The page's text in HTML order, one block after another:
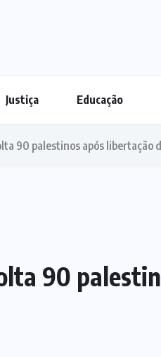
Justiça Educação
90 palestinos após libertação
90